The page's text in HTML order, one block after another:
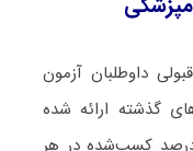
داوطلبان آزمون
گذشته ارائه شده
درصد کسب‌شده در هر